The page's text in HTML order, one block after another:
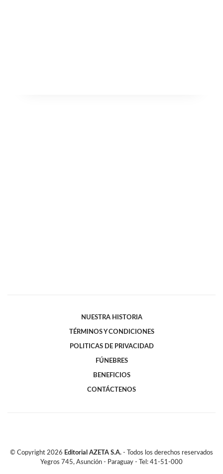
NUESTRA HISTORIA
TÉRMINOS Y CONDICIONES
POLITICAS DE PRIVACIDAD
FÚNEBRES
BENEFICIOS
CONTÁCTENOS
© Copyright 2026 Editorial AZETA S.A. - Todos los derechos reservados
Yegros 745, Asunción - Paraguay - Tel: 41-51-000